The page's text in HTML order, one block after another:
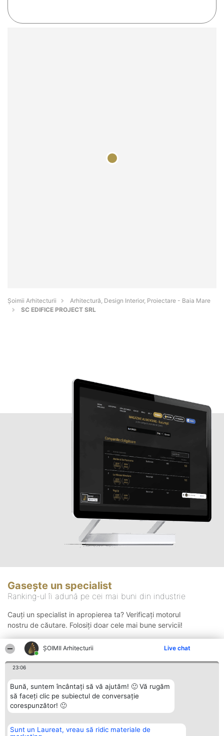
ȘOIMII Arhitecturii Live chat
23:06
Bună, suntem încântați să vă ajutăm! 🙂 Vă rugăm
să faceți clic pe subiectul de conversație
corespunzător! 🙂
Sunt un Laureat, vreau să ridic materiale de
Șoimii Arhitecturii
Arhitectură, Design Interior, Proiectare - Baia Mare
SC EDIFICE PROJECT SRL
Gasește un specialist
Ranking-ul îi adună pe cei mai buni din industrie
Cauți un specialist in apropierea ta? Verificați motorul
nostru de căutare. Folosiți doar cele mai bune servicii!
Organizator Ranking Plebiscyt Contact